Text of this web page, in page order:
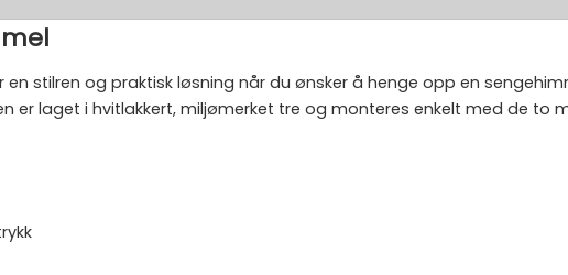
stilren og praktisk løsning når du ønsker å henge opp en
er laget i hvitlakkert, miljømerket tre og monteres enkelt med de to